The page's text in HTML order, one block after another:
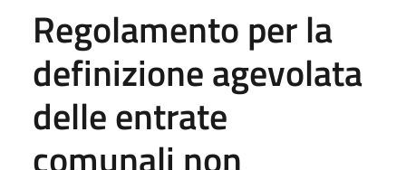
Regolamento per la
definizione agevolata
delle entrate